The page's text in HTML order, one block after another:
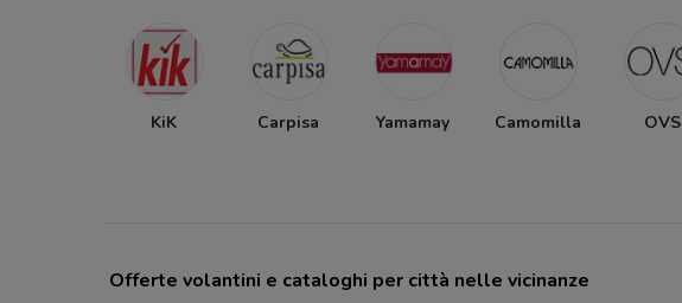
KiK Carpisa Yamamay Camomilla OVS
Offerte volantini e cataloghi per città nelle vicinanze